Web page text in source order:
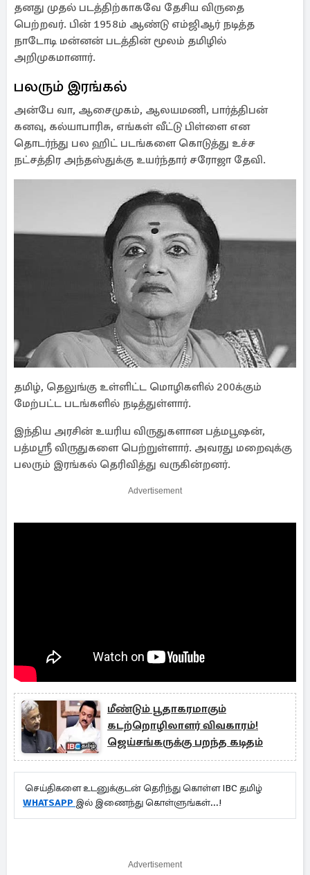
தனது முதல் படத்திற்காகவே தேசிய விருதை
பெற்றவர். பின் 1958ம் ஆண்டு எம்ஜிஆர் நடித்த
நாடோடி மன்னன் படத்தின் மூலம் தமிழில்
அறிமுகமானார்.
பலரும் இரங்கல்
அன்பே வா, ஆசைமுகம், ஆலயமணி, பார்த்திபன்
கனவு, கல்யாபாரிசு, எங்கள் வீட்டு பிள்ளை என
தொடர்ந்து பல ஹிட் படங்களை கொடுத்து உச்ச
நட்சத்திர அந்தஸ்துக்கு உயர்ந்தார் சரோஜா தேவி.
தமிழ், தெலுங்கு உள்ளிட்ட மொழிகளில் 200க்கும்
மேற்பட்ட படங்களில் நடித்துள்ளார்.
இந்திய அரசின் உயரிய விருதுகளான பத்மபூஷன்,
பத்மஸ்ரீ விருதுகளை பெற்றுள்ளார். அவரது மறைவுக்கு
பலரும் இரங்கல் தெரிவித்து வருகின்றனர்.
Advertisement
மீண்டும் பூதாகரமாகும்
கடற்றொழிலாளர் விவகாரம்!
ஜெய்சங்கருக்கு பறந்த கடிதம்
செய்திகளை உடனுக்குடன் தெரிந்து கொள்ள IBC தமிழ்
WHATSAPP இல் இணைந்து கொள்ளுங்கள்...!
Advertisement